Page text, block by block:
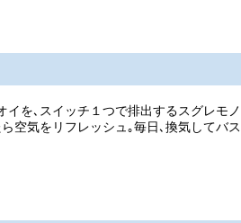
を､スイッチ１つで排出するスグレモノ
空気をリフレッシュ｡毎日､換気してバス